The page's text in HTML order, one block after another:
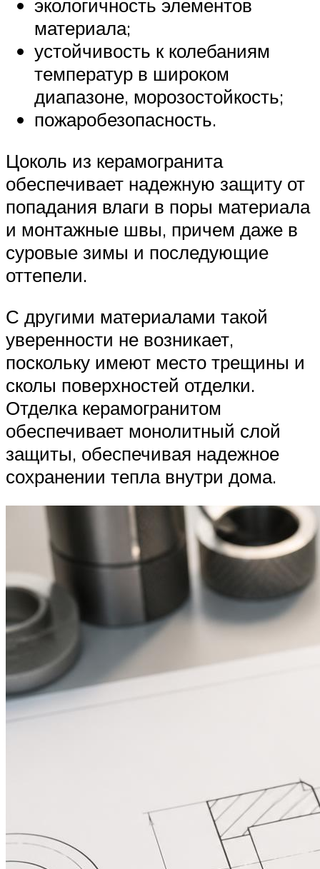
экологичность элементов
материала;
устойчивость к колебаниям
температур в широком
диапазоне, морозостойкость;
пожаробезопасность.
Цоколь из керамогранита
обеспечивает надежную защиту от
попадания влаги в поры материала
и монтажные швы, причем даже в
суровые зимы и последующие
оттепели.
С другими материалами такой
уверенности не возникает,
поскольку имеют место трещины и
сколы поверхностей отделки.
Отделка керамогранитом
обеспечивает монолитный слой
защиты, обеспечивая надежное
сохранении тепла внутри дома.